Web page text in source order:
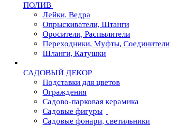
ПОЛИВ
Лейки, Ведра
Опрыскиватели, Штанги
Оросители, Распылители
Переходники, Муфты, Соединители
Шланги, Катушки
САДОВЫЙ ДЕКОР
Подставки для цветов
Ограждения
Садово-парковая керамика
Садовые фигуры
Садовые фонари, светильники